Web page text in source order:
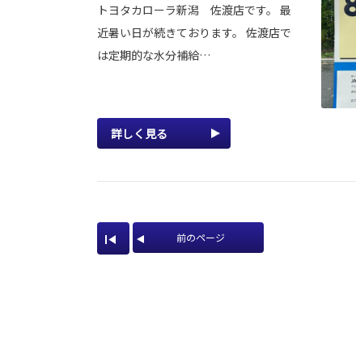
トヨタカローラ新潟 佐渡店です。 最
近暑い日が続きております。 佐渡店で
は定期的な水分補給…
詳しく見る
前のページ